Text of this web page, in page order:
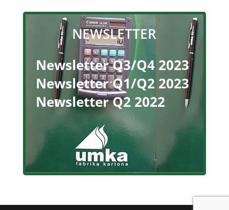
NEWSLETTER
Newsletter Q3/Q4 2023
Newsletter Q1/Q2 2023
Newsletter Q2 2022